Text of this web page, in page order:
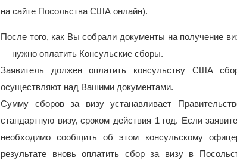
на сайте Посольства США онлайн).
После того, как Вы собрали документы на получение
— нужно оплатить Консульские сборы.
Заявитель должен оплатить консульству США
осуществляют над Вашими документами.
Сумму сборов за визу устанавливает
стандартную визу, сроком действия 1 год. Если
необходимо сообщить об этом консульскому
результате вновь оплатить сбор за визу в